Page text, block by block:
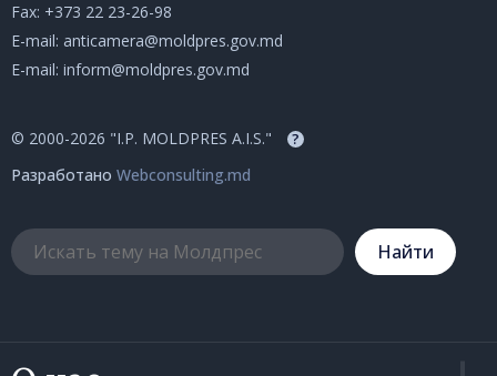
Fax: +373 22 23-26-98
E-mail: anticamera@moldpres.gov.md
E-mail: inform@moldpres.gov.md
© 2000-2026 "I.P. MOLDPRES A.I.S." ?
Разработано Webconsulting.md
Hайти